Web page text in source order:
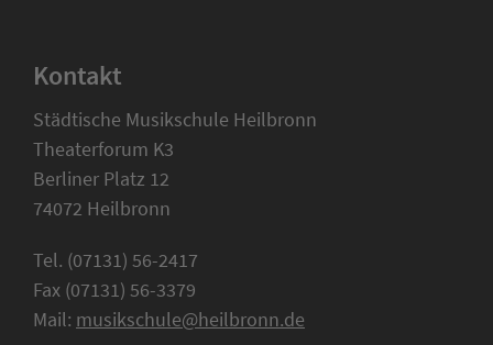
Kontakt
Städtische Musikschule Heilbronn
Theaterforum K3
Berliner Platz 12
74072 Heilbronn
Tel. (07131) 56-2417
Fax (07131) 56-3379
Mail: musikschule@heilbronn.de